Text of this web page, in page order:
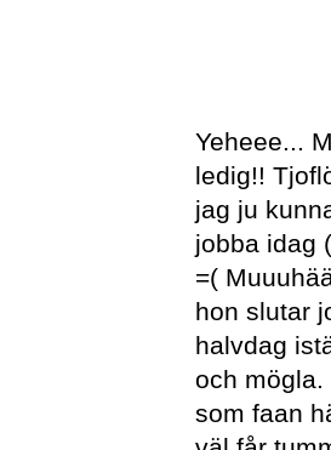
Yeheee...
ledig!!
jag ju
jobba idag
=(
hon slutar
halvdag
och mögla.
som faan